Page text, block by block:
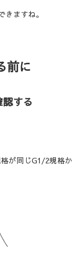
ますね。
前に
する
が同じG1/2規格か